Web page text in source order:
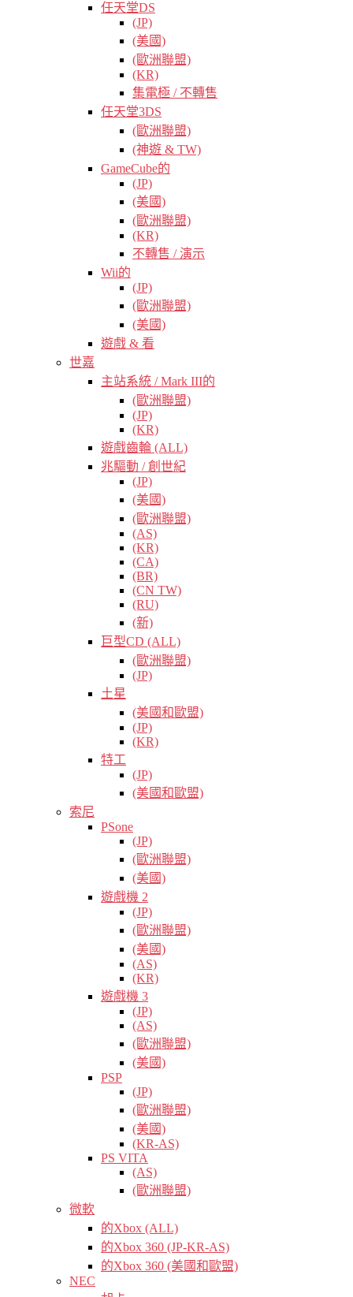
任天堂DS
(JP)
(美國)
(歐洲聯盟)
(KR)
集電極 / 不轉售
任天堂3DS
(歐洲聯盟)
(神遊 & TW)
GameCube的
(JP)
(美國)
(歐洲聯盟)
(KR)
不轉售 / 演示
Wii的
(JP)
(歐洲聯盟)
(美國)
遊戲 & 看
世嘉
主站系統 / Mark III的
(歐洲聯盟)
(JP)
(KR)
遊戲齒輪 (ALL)
兆驅動 / 創世紀
(JP)
(美國)
(歐洲聯盟)
(AS)
(KR)
(CA)
(BR)
(CN TW)
(RU)
(新)
巨型CD (ALL)
(歐洲聯盟)
(JP)
土星
(美國和歐盟)
(JP)
(KR)
特工
(JP)
(美國和歐盟)
索尼
PSone
(JP)
(歐洲聯盟)
(美國)
遊戲機 2
(JP)
(歐洲聯盟)
(美國)
(AS)
(KR)
遊戲機 3
(JP)
(AS)
(歐洲聯盟)
(美國)
PSP
(JP)
(歐洲聯盟)
(美國)
(KR-AS)
PS VITA
(AS)
(歐洲聯盟)
微軟
的Xbox (ALL)
的Xbox 360 (JP-KR-AS)
的Xbox 360 (美國和歐盟)
NEC